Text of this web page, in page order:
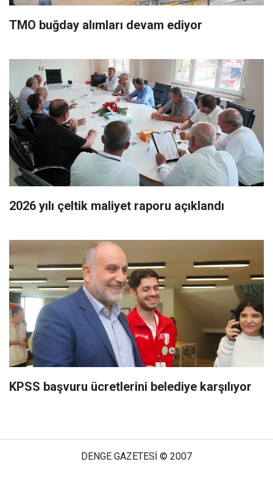
TMO buğday alımları devam ediyor
2026 yılı çeltik maliyet raporu açıklandı
KPSS başvuru ücretlerini belediye karşılıyor
DENGE GAZETESİ © 2007